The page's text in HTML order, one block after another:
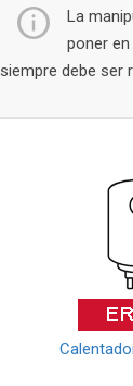
La
poner
siempre debe ser